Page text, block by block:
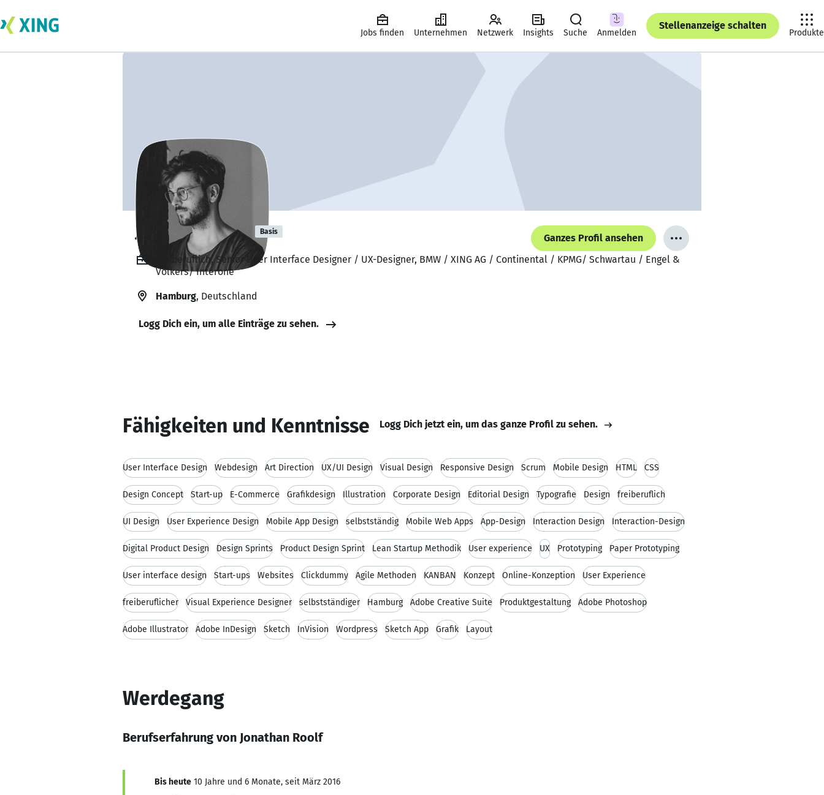
Jobs finden Unternehmen Netzwerk Insights Suche Anmelden
Stellenanzeige schalten
Produkte
Jonathan Roolf Basis
Ganzes Profil ansehen
Freiberuflich, Senior User Interface Designer / UX-Designer, BMW / XING AG / Continental / KPMG/ Schwartau / Engel &
Völkers/ Interone
Hamburg, Deutschland
Logg Dich ein, um alle Einträge zu sehen.
Fähigkeiten und Kenntnisse Logg Dich jetzt ein, um das ganze Profil zu sehen.
User Interface Design Webdesign Art Direction UX/UI Design Visual Design Responsive Design Scrum Mobile Design HTML CSS
Design Concept Start-up E-Commerce Grafikdesign Illustration Corporate Design Editorial Design Typografie Design freiberuflich
UI Design User Experience Design Mobile App Design selbstständig Mobile Web Apps App-Design Interaction Design Interaction-Design
Digital Product Design Design Sprints Product Design Sprint Lean Startup Methodik User experience UX Prototyping Paper Prototyping
User interface design Start-ups Websites Clickdummy Agile Methoden KANBAN Konzept Online-Konzeption User Experience
freiberuflicher Visual Experience Designer selbstständiger Hamburg Adobe Creative Suite Produktgestaltung Adobe Photoshop
Adobe Illustrator Adobe InDesign Sketch InVision Wordpress Sketch App Grafik Layout
Werdegang
Berufserfahrung von Jonathan Roolf
Bis heute 10 Jahre und 6 Monate, seit März 2016